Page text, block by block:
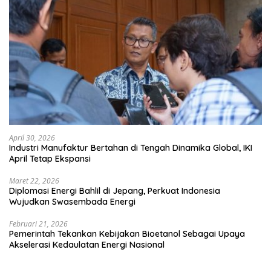
April 30, 2026
Industri Manufaktur Bertahan di Tengah Dinamika Global, IKI
April Tetap Ekspansi
Maret 22, 2026
Diplomasi Energi Bahlil di Jepang, Perkuat Indonesia
Wujudkan Swasembada Energi
Februari 21, 2026
Pemerintah Tekankan Kebijakan Bioetanol Sebagai Upaya
Akselerasi Kedaulatan Energi Nasional